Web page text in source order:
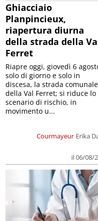
Ghiacciaio
Planpincieux,
riapertura diurna
della strada della
Ferret
Courmayeur Erika
il 06/08/
Riapre oggi, giovedì 6
solo di giorno e solo in
discesa, la strada comunale
della Val Ferret; si riduce lo
scenario di rischio, in
movimento u...